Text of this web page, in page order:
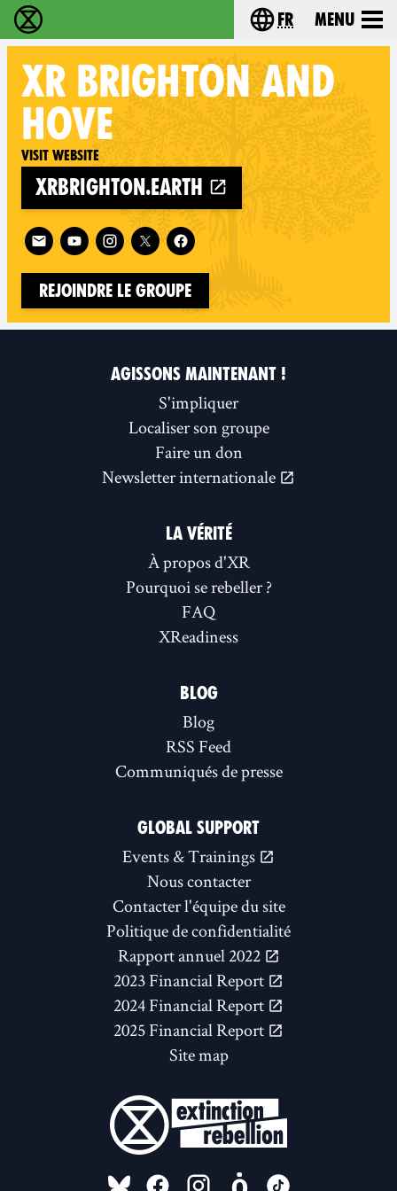
Extinction Rebellion - Home Choisissez votre
fr Menu
XR BRIGHTON AND
HOVE
Visit website
xrbrighton.earth
Follow XR Brighton and Hove on
Rejoindre le groupe
AGISSONS MAINTENANT !
S'impliquer
Localiser son groupe
Faire un don
Newsletter internationale
LA VÉRITÉ
À propos d'XR
Pourquoi se rebeller ?
FAQ
XReadiness
BLOG
Blog
RSS Feed
Communiqués de presse
GLOBAL SUPPORT
Events & Trainings
Nous contacter
Contacter l'équipe du site
Politique de confidentialité
Rapport annuel 2022
2023 Financial Report
2024 Financial Report
2025 Financial Report
Site map
FOLLOW US ON